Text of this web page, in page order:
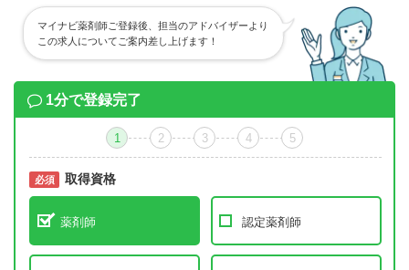
マイナビ薬剤師ご登録後、担当のアドバイザーより
この求人についてご案内差し上げます！
1分で登録完了
1 2 3 4 5
必須 取得資格
薬剤師 認定薬剤師